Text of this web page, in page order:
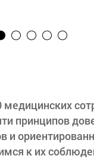
медицинских
принципов
и
к их